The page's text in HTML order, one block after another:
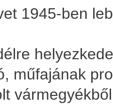
1945-ben
műfajának